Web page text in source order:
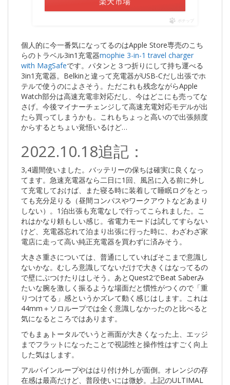
ポチップ
個人的に今一番気になってるのはApple Store専売のこち
らのトラベル3in1充電器mophie 3-in-1 travel charger
with MagSafeです。パタンと３つ折りにして持ち運べる
3in1充電器。Belkinと違って充電器がUSB-Cだし出張でホ
テルで使うのによさそう。ただこれも残念ながらApple
Watch部分は高速充電非対応だし、今はどこにも売ってな
さげ。今後マイナーチェンジして高速充電対応モデルが出
たら買ってしまうかも。これもちょっと高いので出張頻度
からするとちょい覚悟いるけど…
2022.10.18追記：
3,4週間使いました。バッテリーの保ちは確実に良くなっ
てます。急速充電器なら二日に1回、風呂に入る前に外し
て充電しておけば、また寝る時に装着して睡眠ログをとっ
ても充分足りる（昼間コンパスやワークアウトなどあまり
しない）。1泊出張も充電なしで行ってこられました。こ
れはかなり頼もしい感じ。省電力モードは試してすらない
けど、充電器忘れて泊まり出張に行った時に、わざわざ家
電店に走って高い純正充電器を買わずに済みそう。
大きさ重さについては、普通にしていればそこまで意識し
ないかな。むしろ意識してないだけで大きくはなってるの
で壁にぶつけたりはしそう。あとQuest2でBeat Saberみ
たいな腕を激しく振るような場面だと慣性がつくので「重
りつけてる」感というかズレて動く感じはします。これは
44mm＋ソロループでは全く意識しなかったのと比べると
気になるところではあります。
でもまぁトータルでいうと画面が大きくなった上、エッジ
までフラットになったことで視認性と操作性はすごく向上
した気はします。
アルパインループやははり付け外しが面倒。オレンジの存
在感は最高だけど、普段使いには微妙。上記のULTIMAL